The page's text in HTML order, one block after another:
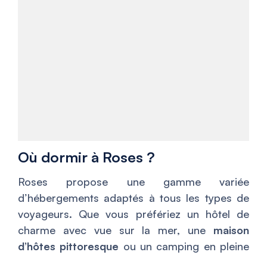
Où dormir à Roses ?
Roses propose une gamme variée
d’hébergements adaptés à tous les types de
voyageurs. Que vous préfériez un hôtel de
charme avec vue sur la mer, une maison
d’hôtes pittoresque ou un camping en pleine